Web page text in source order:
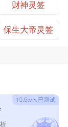
签第46签
签第48签
财神灵签
保生大帝灵签